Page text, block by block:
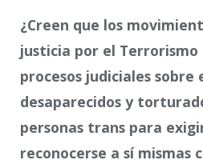
¿Creen que los
justicia por el Terrorismo
procesos judiciales sobre
desaparecidos y
personas trans para
reconocerse a sí mismas